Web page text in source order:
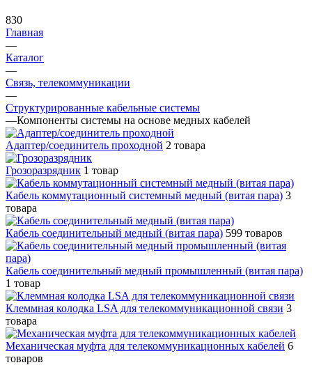
830
Главная
—
Каталог
—
Связь, телекоммуникации
—
Структурированные кабельные системы
—Компоненты системы на основе медных кабелей
Адаптер/соединитель проходной 2 товара
Грозоразрядник 1 товар
Кабель коммутационный системный медный (витая пара) 3
товара
Кабель соединительный медный (витая пара) 599 товаров
Кабель соединительный медный промышленный (витая пара)
1 товар
Клеммная колодка LSA для телекоммуникационной связи 3
товара
Механическая муфта для телекоммуникационных кабелей 6
товаров